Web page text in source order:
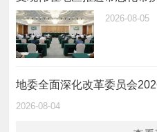
2026-08-05
地委全面深化改革委员会
2026-08-04